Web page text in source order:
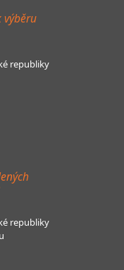
výběru
republiky
republiky